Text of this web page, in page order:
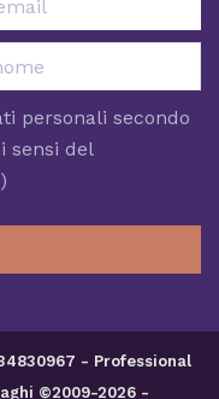
personali secondo
sensi del
- Professional
©2009-2026 -